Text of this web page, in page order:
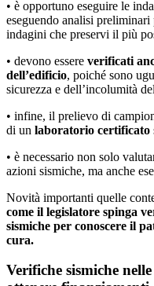
• è opportuno eseguire le
eseguendo analisi
indagini che preservi il più
• devono essere verificati
dell’edificio, poiché sono
sicurezza e dell’incolumità
• infine, il prelievo di
di un laboratorio certificato
• è necessario non solo
azioni sismiche, ma anche
Novità importanti quelle
come il legislatore spinga
sismiche per conoscere il
cura.
Verifiche sismiche